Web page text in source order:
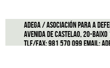
ADEGA / Asociación para a
Avenida de Castelao, 20-
Tlf/Fax: 981 570 099 Email: